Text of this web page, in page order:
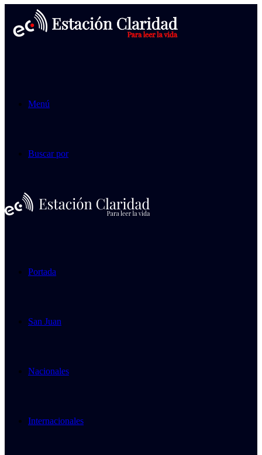
Menú
Buscar por
Portada
San Juan
Nacionales
Internacionales